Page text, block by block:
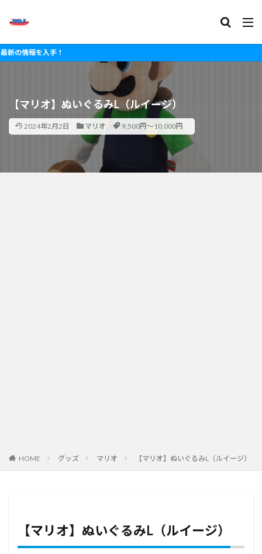
を入手！
【マリオ】ぬいぐるみL（ルイージ）
2024年2月2日 マリオ 9,500円～10,000円
HOME グッズ マリオ 【マリオ】ぬいぐるみL（ルイージ）
【マリオ】ぬいぐるみL（ルイージ）